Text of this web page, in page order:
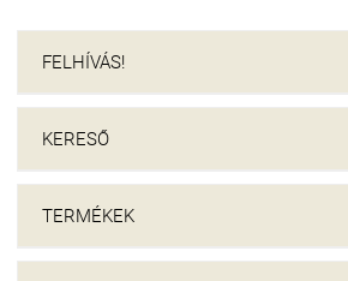
FELHÍVÁS!
KERESŐ
TERMÉKEK